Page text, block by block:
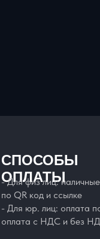
СПОСОБЫ
ОПЛАТЫ
- Для физ лиц:
по QR код и ссылке
- Для юр. лиц: оплата
оплата с НДС и без